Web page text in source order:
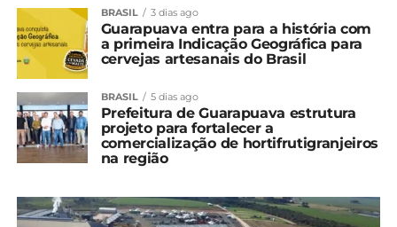
BRASIL 3 dias ago
Guarapuava entra para a história com
a primeira Indicação Geográfica para
cervejas artesanais do Brasil
BRASIL 5 dias ago
Prefeitura de Guarapuava estrutura
projeto para fortalecer a
comercialização de hortifrutigranjeiros
na região